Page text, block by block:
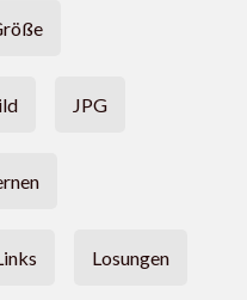
JPG
Losungen